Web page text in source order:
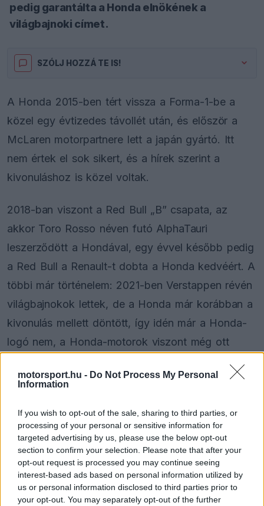
motorsport.hu - Do Not Process My Personal
Information
If you wish to opt-out of the sale, sharing to third parties, or
processing of your personal or sensitive information for
targeted advertising by us, please use the below opt-out
section to confirm your selection. Please note that after your
opt-out request is processed you may continue seeing
interest-based ads based on personal information utilized by
us or personal information disclosed to third parties prior to
your opt-out. You may separately opt-out of the further
pedig garantálta a Honda elnökének a
világbajnoki címet.
SZÓLJ HOZZÁ TE IS!
A Honda 2015-ben tért vissza a Forma-1-be a
közel egy évtizedes távollét után, és először a
McLaren motorpartnere lett a japán gyártó. Itt
nem értek el sok sikert, és a hírek szerint a
kivonuláshoz is közel voltak.
2018-ban viszont a Red Bull „B” csapata, az
akkor Toro Rosso néven futó AlphaTauri
leszerződött a Hondával, egy évvel később pedig
a Red Bull a Renault-t dobta a Honda kedvéért. A
többi már történelem: 2021-ben Verstappen révén
világbajnokok lettek, de a Honda már korábban a
kivonulás mellett döntött, így idén már a Honda-
logó nem, a Honda-motorok viszont még ott
Video
Player
is
loading.
This
a
modal
window.
The media could not be loaded, either because
the server or network failed or because the format
is not supported.